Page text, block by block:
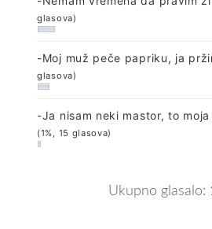
glasova)
-Moj muž peče papriku, ja
glasova)
-Ja nisam neki mastor, to
(1%, 15 glasova)
Ukupno glasalo: